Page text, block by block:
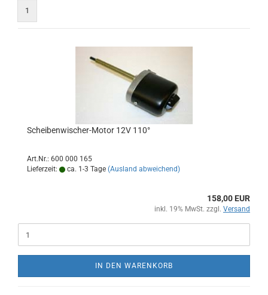
1
Scheibenwischer-Motor 12V 110°
Art.Nr.: 600 000 165
Lieferzeit:
ca. 1-3 Tage (Ausland abweichend)
158,00 EUR
inkl. 19% MwSt. zzgl. Versand
IN DEN WARENKORB